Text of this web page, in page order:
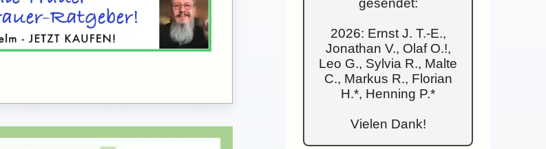
gesendet:
2026: Ernst J. T.-E.,
Jonathan V., Olaf O.!,
Leo G., Sylvia R., Malte
C., Markus R., Florian
H.*, Henning P.*
Vielen Dank!